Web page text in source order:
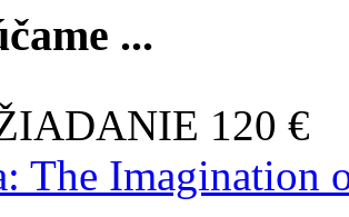
...
120 €
The Imagination